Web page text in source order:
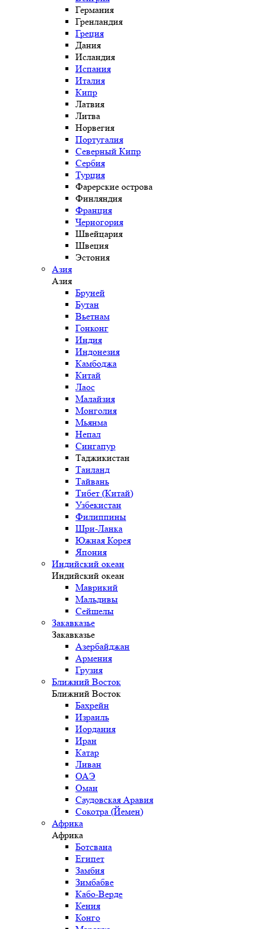
Германия
Гренландия
Греция
Дания
Исландия
Испания
Италия
Кипр
Латвия
Литва
Норвегия
Португалия
Северный Кипр
Сербия
Турция
Фарерские острова
Финляндия
Франция
Черногория
Швейцария
Швеция
Эстония
Азия
Азия
Бруней
Бутан
Вьетнам
Гонконг
Индия
Индонезия
Камбоджа
Китай
Лаос
Малайзия
Монголия
Мьянма
Непал
Сингапур
Таджикистан
Таиланд
Тайвань
Тибет (Китай)
Узбекистан
Филиппины
Шри-Ланка
Южная Корея
Япония
Индийский океан
Индийский океан
Маврикий
Мальдивы
Сейшелы
Закавказье
Закавказье
Азербайджан
Армения
Грузия
Ближний Восток
Ближний Восток
Бахрейн
Израиль
Иордания
Иран
Катар
Ливан
ОАЭ
Оман
Саудовская Аравия
Сокотра (Йемен)
Африка
Африка
Ботсвана
Египет
Замбия
Зимбабве
Кабо-Верде
Кения
Конго